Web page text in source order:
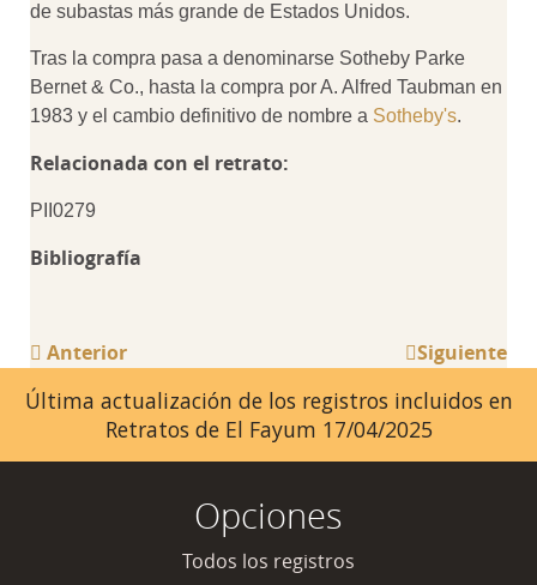
de subastas más grande de Estados Unidos.
Tras la compra pasa a denominarse Sotheby Parke
Bernet & Co., hasta la compra por A. Alfred Taubman en
1983 y el cambio definitivo de nombre a Sotheby's.
Relacionada con el retrato:
PII0279
Bibliografía
Anterior Siguiente
Última actualización de los registros incluidos en
Retratos de El Fayum 17/04/2025
Opciones
Todos los registros